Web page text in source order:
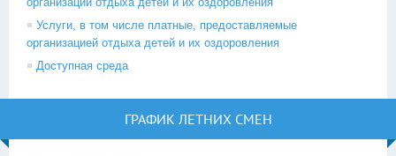
Услуги, в том числе платные, предоставляемые
организацией отдыха детей и их оздоровления
Доступная среда
ГРАФИК ЛЕТНИХ СМЕН